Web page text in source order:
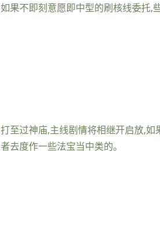
如果不即刻意愿即中型的刷核线委托,
打至过神庙,主线剧情将相继开启放,
者去度作一些法宝当中类的。